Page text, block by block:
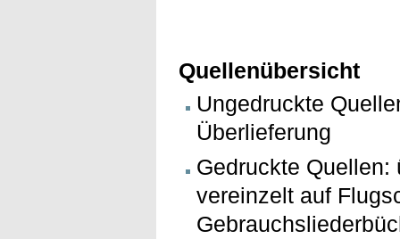
Quellenübersicht
Ungedruckte
Überlieferung
Gedruckte
vereinzelt auf